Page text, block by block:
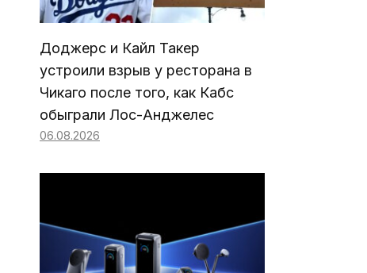
Доджерс и Кайл Такер
устроили взрыв у ресторана в
Чикаго после того, как Кабс
обыграли Лос-Анджелес
06.08.2026